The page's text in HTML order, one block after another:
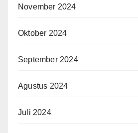
November 2024
Oktober 2024
September 2024
Agustus 2024
Juli 2024